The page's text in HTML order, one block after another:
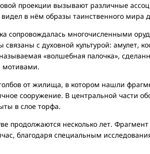
проекции вызывают различные
в нём образы таинственного мира
сопровождалась многочисленными
связаны с духовной культурой: амулет,
«волшебная палочка»,
мотивами.
от жилища, в котором нашли
сооружение. В центральной части
в слое торфа.
продолжаются несколько лет.
благодаря специальным